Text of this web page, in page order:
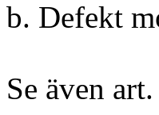
b. Defekt
Se även